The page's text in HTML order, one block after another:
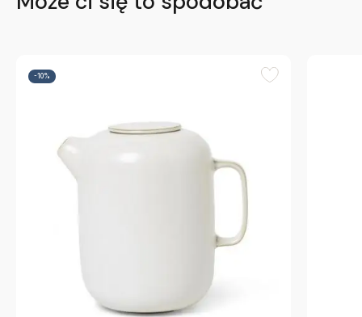
-10%